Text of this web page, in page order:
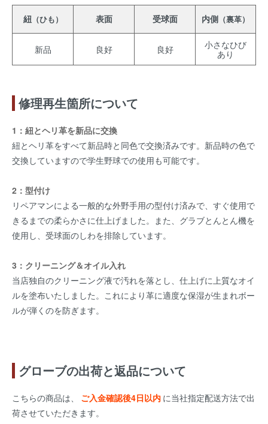
紐（ひも） 表面 受球面 内側 （裏革）
新品 良好 良好
小さなひび
あり
修理再生箇所について
1：紐とヘリ革を新品に交換
紐とヘリ革をすべて新品時と同色で交換済みです。新品時の色で
交換していますので学生野球での使用も可能です。
2：型付け
リペアマンによる一般的な外野手用の型付け済みで、すぐ使用で
きるまでの柔らかさに仕上げました。また、グラブとんとん機を
使用し、受球面のしわを排除しています。
3：クリーニング＆オイル入れ
当店独自のクリーニング液で汚れを落とし、仕上げに上質なオイ
ルを塗布いたしました。これにより革に適度な保湿が生まれボー
ルが弾くのを防ぎます。
グローブの出荷と返品について
こちらの商品は、 ご入金確認後4日以内 に当社指定配送方法で出
荷させていただきます。